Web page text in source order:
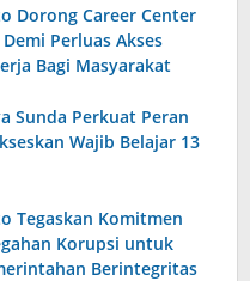
Dorong Career Center
Perluas Akses
Bagi Masyarakat
Sunda Perkuat Peran
Wajib Belajar 13
Tegaskan Komitmen
Korupsi untuk
Berintegritas